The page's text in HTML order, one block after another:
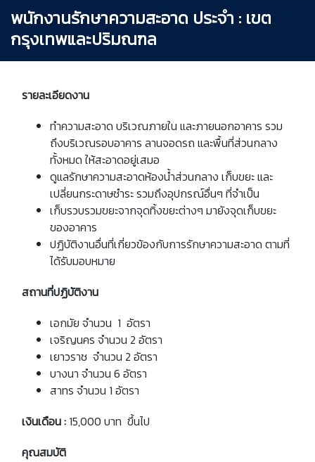
พนักงานรักษาความสะอาด ประจำ : เขต
กรุงเทพและปริมณฑล
รายละเอียดงาน
ทำความสะอาด บริเวณภายใน และภายนอกอาคาร รวม
ถึงบริเวณรอบอาคาร ลานจอดรถ และพื้นที่ส่วนกลาง
ทั้งหมด ให้สะอาดอยู่เสมอ
ดูแลรักษาความสะอาดห้องน้ำส่วนกลาง เก็บขยะ และ
เปลี่ยนกระดาษชำระ รวมถึงอุปกรณ์อื่นๆ ที่จำเป็น
เก็บรวบรวมขยะจากจุดทิ้งขยะต่างๆ มายังจุดเก็บขยะ
ของอาคาร
ปฏิบัติงานอื่นที่เกี่ยวข้องกับการรักษาความสะอาด ตามที่
ได้รับมอบหมาย
สถานที่ปฏิบัติงาน
เอกมัย จำนวน 1 อัตรา
เจริญนคร จำนวน 2 อัตรา
เยาวราช จำนวน 2 อัตรา
บางนา จำนวน 6 อัตรา
สาทร จำนวน 1 อัตรา
เงินเดือน : 15,000 บาท ขึ้นไป
คุณสมบัติ